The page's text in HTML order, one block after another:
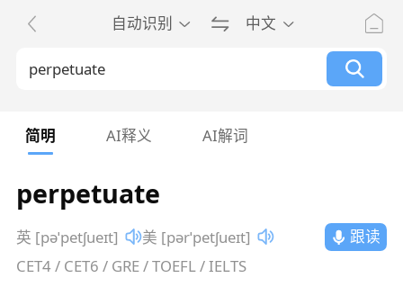
自动识别 中文
简明 AI释义 AI解词
perpetuate
英 [pəˈpetʃueɪt] 美 [pərˈpetʃueɪt]
跟读
CET4 / CET6 / GRE / TOEFL / IELTS